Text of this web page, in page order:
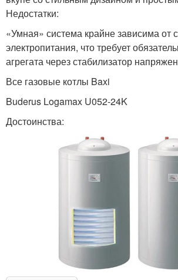
Недостатки:
«Умная» система крайне зависима от
электропитания, что требует
агрегата через стабилизатор
Все газовые котлы Baxi
Buderus Logamax U052-24K
Достоинства: